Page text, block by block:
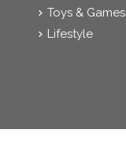
Toys & Games
Lifestyle